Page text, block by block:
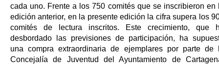
cada uno. Frente a los 750 comités que se inscribieron en
edición anterior, en la presente edición la cifra supera los
comités de lectura inscritos. Este crecimiento, que
desbordado las previsiones de participación, ha
una compra extraordinaria de ejemplares por parte de
Concejalía de Juventud del Ayuntamiento de